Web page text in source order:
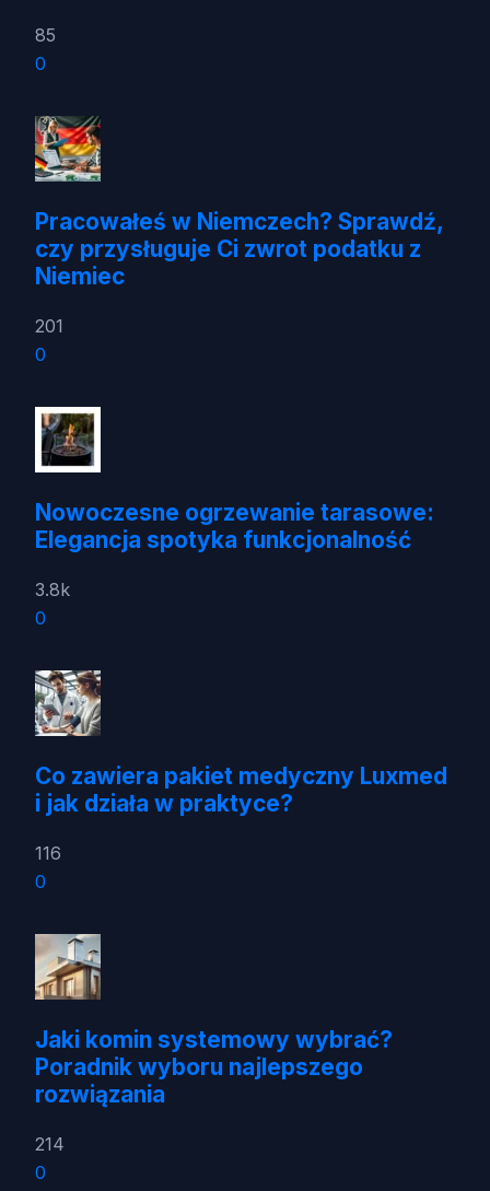
85
0
Pracowałeś w Niemczech? Sprawdź,
czy przysługuje Ci zwrot podatku z
Niemiec
201
0
Nowoczesne ogrzewanie tarasowe:
Elegancja spotyka funkcjonalność
3.8k
0
Co zawiera pakiet medyczny Luxmed
i jak działa w praktyce?
116
0
Jaki komin systemowy wybrać?
Poradnik wyboru najlepszego
rozwiązania
214
0